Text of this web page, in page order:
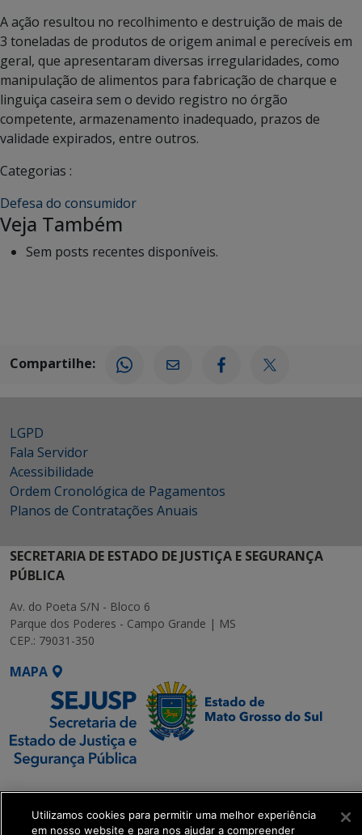
A ação resultou no recolhimento e destruição de mais de
3 toneladas de produtos de origem animal e perecíveis em
geral, que apresentaram diversas irregularidades, como
manipulação de alimentos para fabricação de charque e
linguiça caseira sem o devido registro no órgão
competente, armazenamento inadequado, prazos de
validade expirados, entre outros.
Categorias :
Defesa do consumidor
Veja Também
Sem posts recentes disponíveis.
Compartilhe:
LGPD
Fala Servidor
Acessibilidade
Ordem Cronológica de Pagamentos
Planos de Contratações Anuais
SECRETARIA DE ESTADO DE JUSTIÇA E SEGURANÇA
PÚBLICA
Av. do Poeta S/N - Bloco 6
Parque dos Poderes - Campo Grande | MS
CEP.: 79031-350
MAPA
SETDIG | Secretaria-
Executiva de
Transformação Digital
Utilizamos cookies para permitir uma melhor experiência
em nosso website e para nos ajudar a compreender